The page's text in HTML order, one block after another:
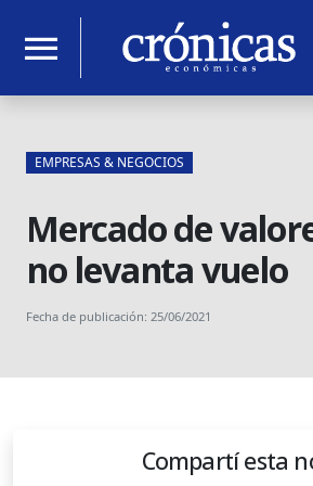
menu
EMPRESAS & NEGOCIOS
Mercado de
no levanta vuelo
Fecha de publicación: 25/06/2021
Compartí esta